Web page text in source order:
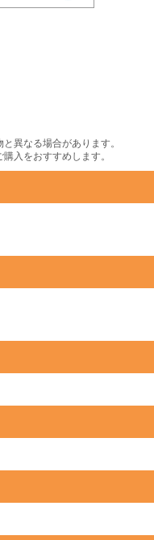
異なる場合があります。
入をおすすめします。